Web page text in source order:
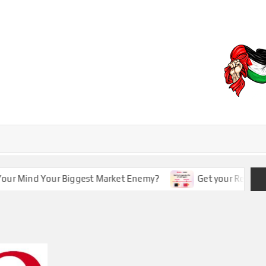
Your Biggest Market Enemy? Get your RedotPay